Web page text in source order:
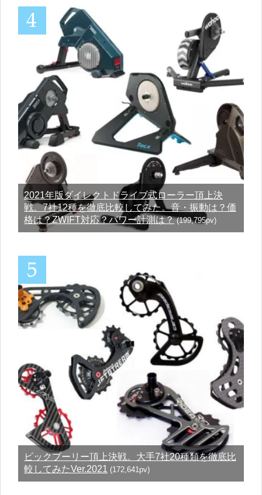
2021年版ダイレクトドライブ式ローラー頂上決
戦。7社12種を徹底比較してみた。音・振動は？価
格は？ZWIFT対応？パワー計測は？(199,795pv)
ビックプーリー頂上決戦。大手7社20種類を徹底比
較してみたVer.2021 (172,641pv)